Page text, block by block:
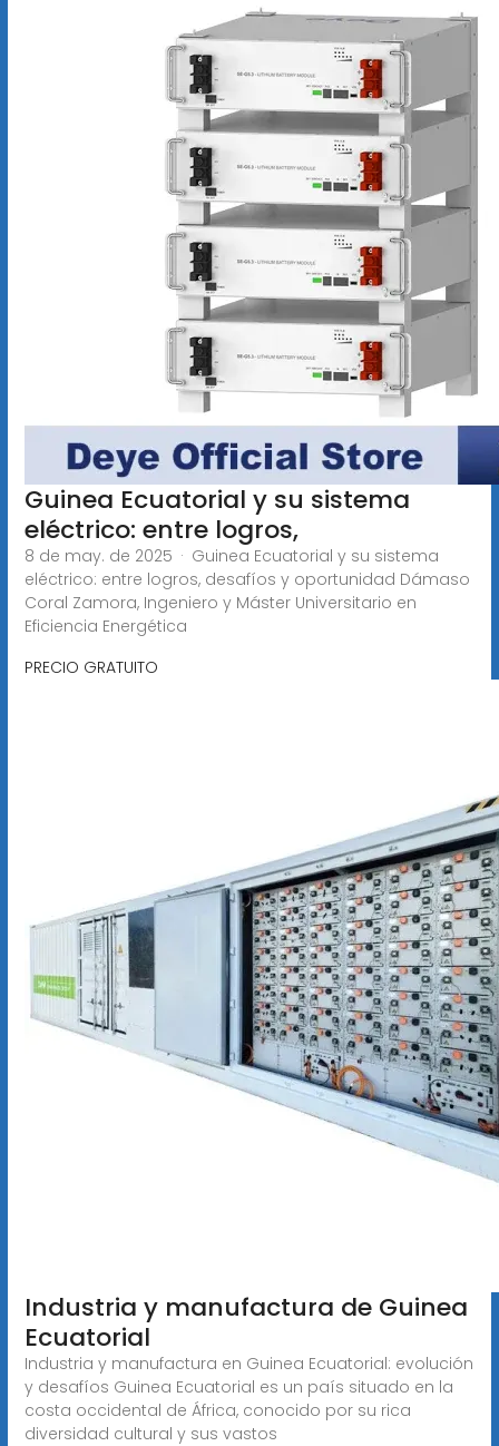
Guinea Ecuatorial y su sistema
eléctrico: entre logros,
8 de may. de 2025 · Guinea Ecuatorial y su sistema
eléctrico: entre logros, desafíos y oportunidad Dámaso
Coral Zamora, Ingeniero y Máster Universitario en
Eficiencia Energética
PRECIO GRATUITO
Industria y manufactura de Guinea
Ecuatorial
Industria y manufactura en Guinea Ecuatorial: evolución
y desafíos Guinea Ecuatorial es un país situado en la
costa occidental de África, conocido por su rica
diversidad cultural y sus vastos